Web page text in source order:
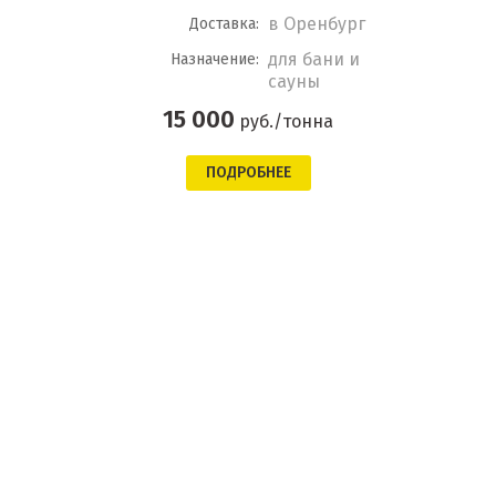
Доставка: в Оренбург
Назначение: для бани и
сауны
15 000 руб./тонна
ПОДРОБНЕЕ